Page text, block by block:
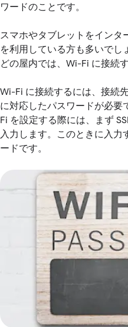
ワードのことです。
スマホやタブレットをイン
を利用している方も多いでし
どの屋内では、Wi-Fi に接続
Wi-Fi に接続するには、接続
に対応したパスワードが必要
Fi を設定する際には、まず
入力します。このときに入力
ードです。